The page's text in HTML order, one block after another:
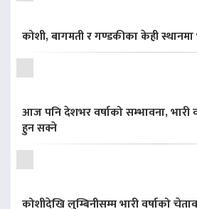
कोशी, बागमती र गण्डकीका केही स्थानमा
आज पनि देशभर वर्षाको सम्भावना, भारी
हुन सक्ने
कोशीदेखि लुम्बिनीसम्म भारी वर्षाको